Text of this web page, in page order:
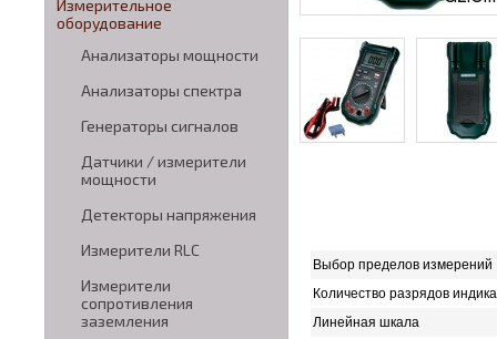
Измерительное
оборудование
Анализаторы мощности
Анализаторы спектра
Генераторы сигналов
Датчики / измерители
мощности
Детекторы напряжения
Измерители RLC
Измерители
сопротивления
заземления
Выбор пределов измерений
Количество разрядов
Линейная шкала